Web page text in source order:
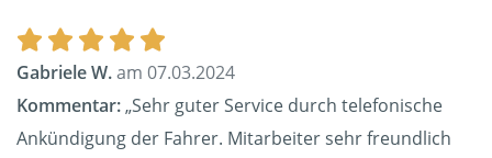
Gabriele W.am 07.03.2024
Kommentar:„Sehr guter Service durch telefonische
Ankündigung der Fahrer. Mitarbeiter sehr freundlich